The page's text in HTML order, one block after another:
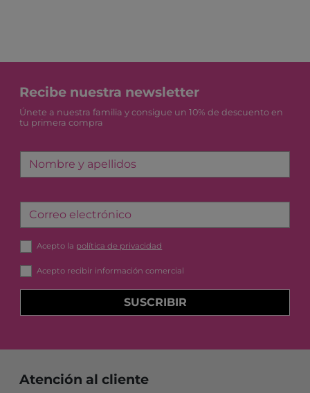
Recibe nuestra newsletter
Únete a nuestra familia y consigue un 10% de descuento en
tu primera compra
Nombre y apellidos
Correo electrónico
Acepto la política de privacidad
Acepto recibir información comercial
SUSCRIBIR
Atención al cliente